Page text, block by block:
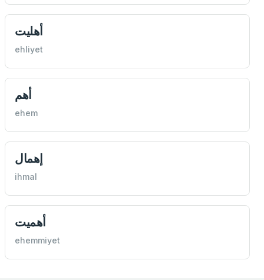
أهليت
ehliyet
أهم
ehem
إهمال
ihmal
أهميت
ehemmiyet